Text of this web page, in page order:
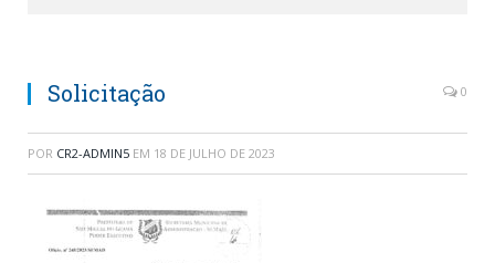
Solicitação 0
POR CR2-ADMIN5 EM 18 DE JULHO DE 2023